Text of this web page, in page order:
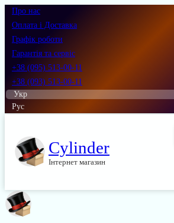
Про нас
Оплата і Доставка
Графік роботи
Гарантія та сервіс
+38 (095) 513-00-11
+38 (093) 513-00-11
Укр
Рус
Cylinder
Інтернет магазин